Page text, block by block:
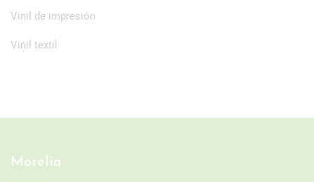
Vinil de impresión
Vinil textil
Morelia